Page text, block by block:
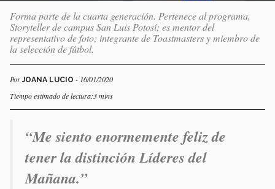
Forma parte de la cuarta generación. Pertenece al programa,
Storyteller de campus San Luis Potosí; es mentor del
representativo de foto; integrante de Toastmasters y miembro de
la selección de fútbol.
PorJOANA LUCIO - 16/01/2020
Tiempo estimado de lectura:3 mins
“Me siento enormemente feliz de
tener la distinción Líderes del
Mañana.”